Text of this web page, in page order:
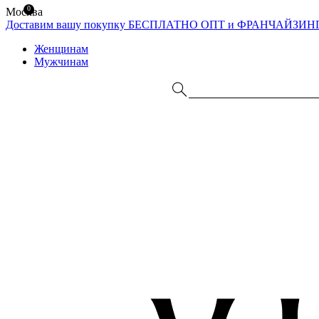
Москва
Доставим вашу покупку БЕСПЛАТНО ОПТ и
Женщинам
Мужчинам
0